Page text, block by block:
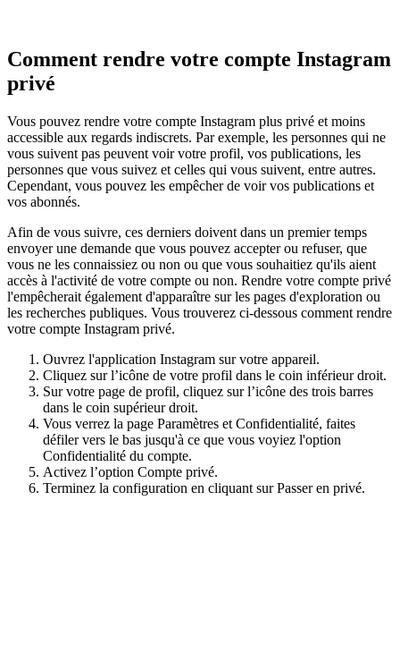
Comment rendre votre compte Instagram
privé
Vous pouvez rendre votre compte Instagram plus privé et moins
accessible aux regards indiscrets. Par exemple, les personnes qui ne
vous suivent pas peuvent voir votre profil, vos publications, les
personnes que vous suivez et celles qui vous suivent, entre autres.
Cependant, vous pouvez les empêcher de voir vos publications et
vos abonnés.
Afin de vous suivre, ces derniers doivent dans un premier temps
envoyer une demande que vous pouvez accepter ou refuser, que
vous ne les connaissiez ou non ou que vous souhaitiez qu'ils aient
accès à l'activité de votre compte ou non. Rendre votre compte privé
l'empêcherait également d'apparaître sur les pages d'exploration ou
les recherches publiques. Vous trouverez ci-dessous comment rendre
votre compte Instagram privé.
Ouvrez l'application Instagram sur votre appareil.
Cliquez sur l’icône de votre profil dans le coin inférieur droit.
Sur votre page de profil, cliquez sur l’icône des trois barres
dans le coin supérieur droit.
Vous verrez la page Paramètres et Confidentialité, faites
défiler vers le bas jusqu'à ce que vous voyiez l'option
Confidentialité du compte.
Activez l’option Compte privé.
Terminez la configuration en cliquant sur Passer en privé.